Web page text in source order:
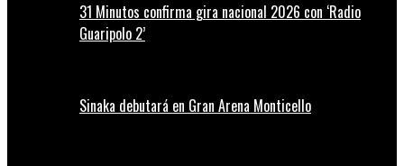
31 Minutos confirma gira nacional 2026 con ‘Radio
Guaripolo 2’
Sinaka debutará en Gran Arena Monticello